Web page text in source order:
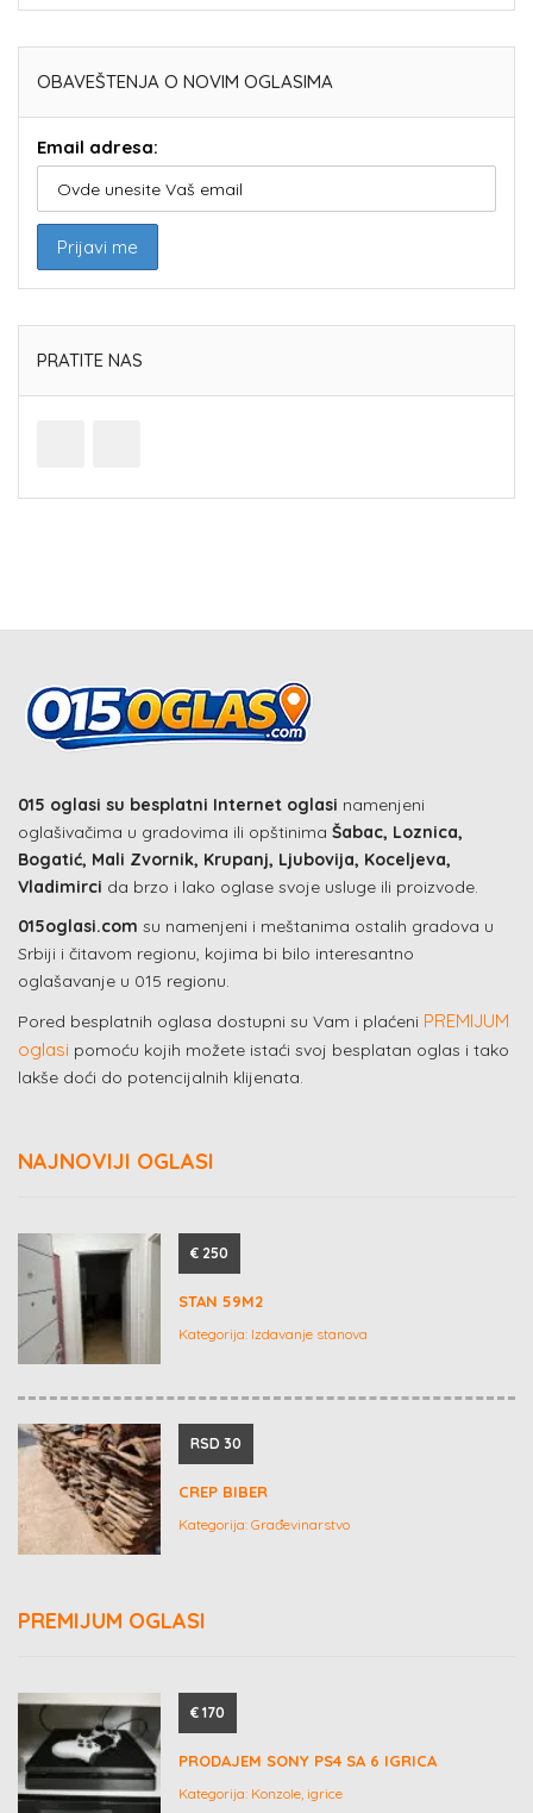
OBAVEŠTENJA O NOVIM OGLASIMA
Email adresa:
PRATITE NAS
015 oglasi su besplatni Internet oglasi namenjeni
oglašivačima u gradovima ili opštinima Šabac, Loznica,
Bogatić, Mali Zvornik, Krupanj, Ljubovija, Koceljeva,
Vladimirci da brzo i lako oglase svoje usluge ili proizvode.
015oglasi.com su namenjeni i meštanima ostalih gradova u
Srbiji i čitavom regionu, kojima bi bilo interesantno
oglašavanje u 015 regionu.
Pored besplatnih oglasa dostupni su Vam i plaćeni PREMIJUM
oglasi pomoću kojih možete istaći svoj besplatan oglas i tako
lakše doći do potencijalnih klijenata.
NAJNOVIJI OGLASI
€ 250
STAN 59M2
Kategorija: Izdavanje stanova
RSD 30
CREP BIBER
Kategorija: Građevinarstvo
PREMIJUM OGLASI
€ 170
PRODAJEM SONY PS4 SA 6 IGRICA
Kategorija: Konzole, igrice